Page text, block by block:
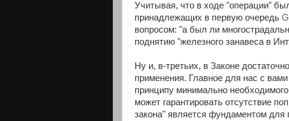
Учитывая, что в ходе "операции"
принадлежащих в первую очередь
вопросом: "а был ли
поднятию "железного занавеса в
Ну и, в-третьих, в Законе
применения. Главное для нас с
принципу минимально
может гарантировать отсутствие
закона" является фундаментом